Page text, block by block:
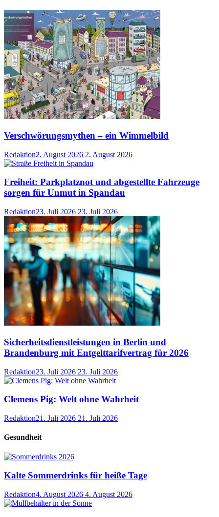
Verschwörungsmythen – ein Wimmelbild
Redaktion2. August 2026 2. August 2026
Freiheit: Parkplatznot und abgestellte Fahrzeuge
sorgen für Unmut in Spandau
Redaktion23. Juli 2026 23. Juli 2026
Sicherheitsdienstleistungen in Berlin und
Brandenburg mit Entgelttarifvertrag für 2026
Redaktion23. Juli 2026 23. Juli 2026
Clemens Pig: Welt ohne Wahrheit
Redaktion21. Juli 2026 21. Juli 2026
Gesundheit
Kalte Sommerdrinks für heiße Tage
Redaktion4. August 2026 4. August 2026